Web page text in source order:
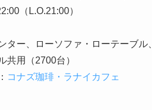
（L.O.21:00）
ター、ローソファ・ローテーブル
共用（2700台）
コナズ珈琲・ラナイカフェ